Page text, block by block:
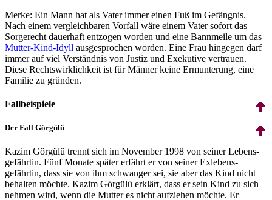
Merke: Ein Mann hat als Vater immer einen Fuß im Gefängnis.
Nach einem vergleichbaren Vorfall wäre einem Vater sofort das
Sorgerecht dauerhaft entzogen worden und eine Bannmeile um das
Mutter-Kind-Idyll ausgesprochen worden. Eine Frau hingegen darf
immer auf viel Verständnis von Justiz und Exekutive vertrauen.
Diese Rechts­wirklich­keit ist für Männer keine Ermunterung, eine
Familie zu gründen.
Fallbeispiele
Der Fall Görgülü
Kazim Görgülü trennt sich im November 1998 von seiner Lebens­
gefährtin. Fünf Monate später erfährt er von seiner Ex­lebens­
gefährtin, dass sie von ihm schwanger sei, sie aber das Kind nicht
behalten möchte. Kazim Görgülü erklärt, dass er sein Kind zu sich
nehmen wird, wenn die Mutter es nicht aufziehen möchte. Er